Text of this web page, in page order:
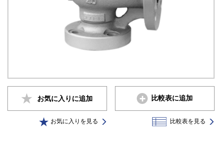
お気に入りに追加 比較表に追加
お気に入りを見る 比較表を見る